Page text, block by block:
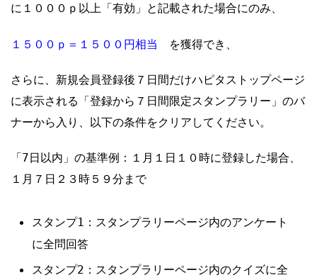
に１０００ｐ以上「有効」と記載された場合にのみ、
１５００ｐ＝１５００円相当 を獲得でき、
さらに、新規会員登録後７日間だけハピタストップページ
に表示される「登録から７日間限定スタンプラリー」のバ
ナーから入り、以下の条件をクリアしてください。
「7日以内」の基準例：１月１日１０時に登録した場合、
１月７日２３時５９分まで
スタンプ1：スタンプラリーページ内のアンケート
に全問回答
スタンプ2：スタンプラリーページ内のクイズに全